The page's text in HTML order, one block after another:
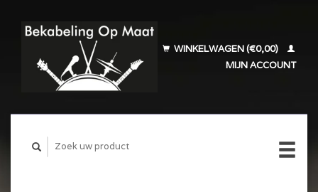
WINKELWAGEN (€0,00)
MIJN ACCOUNT